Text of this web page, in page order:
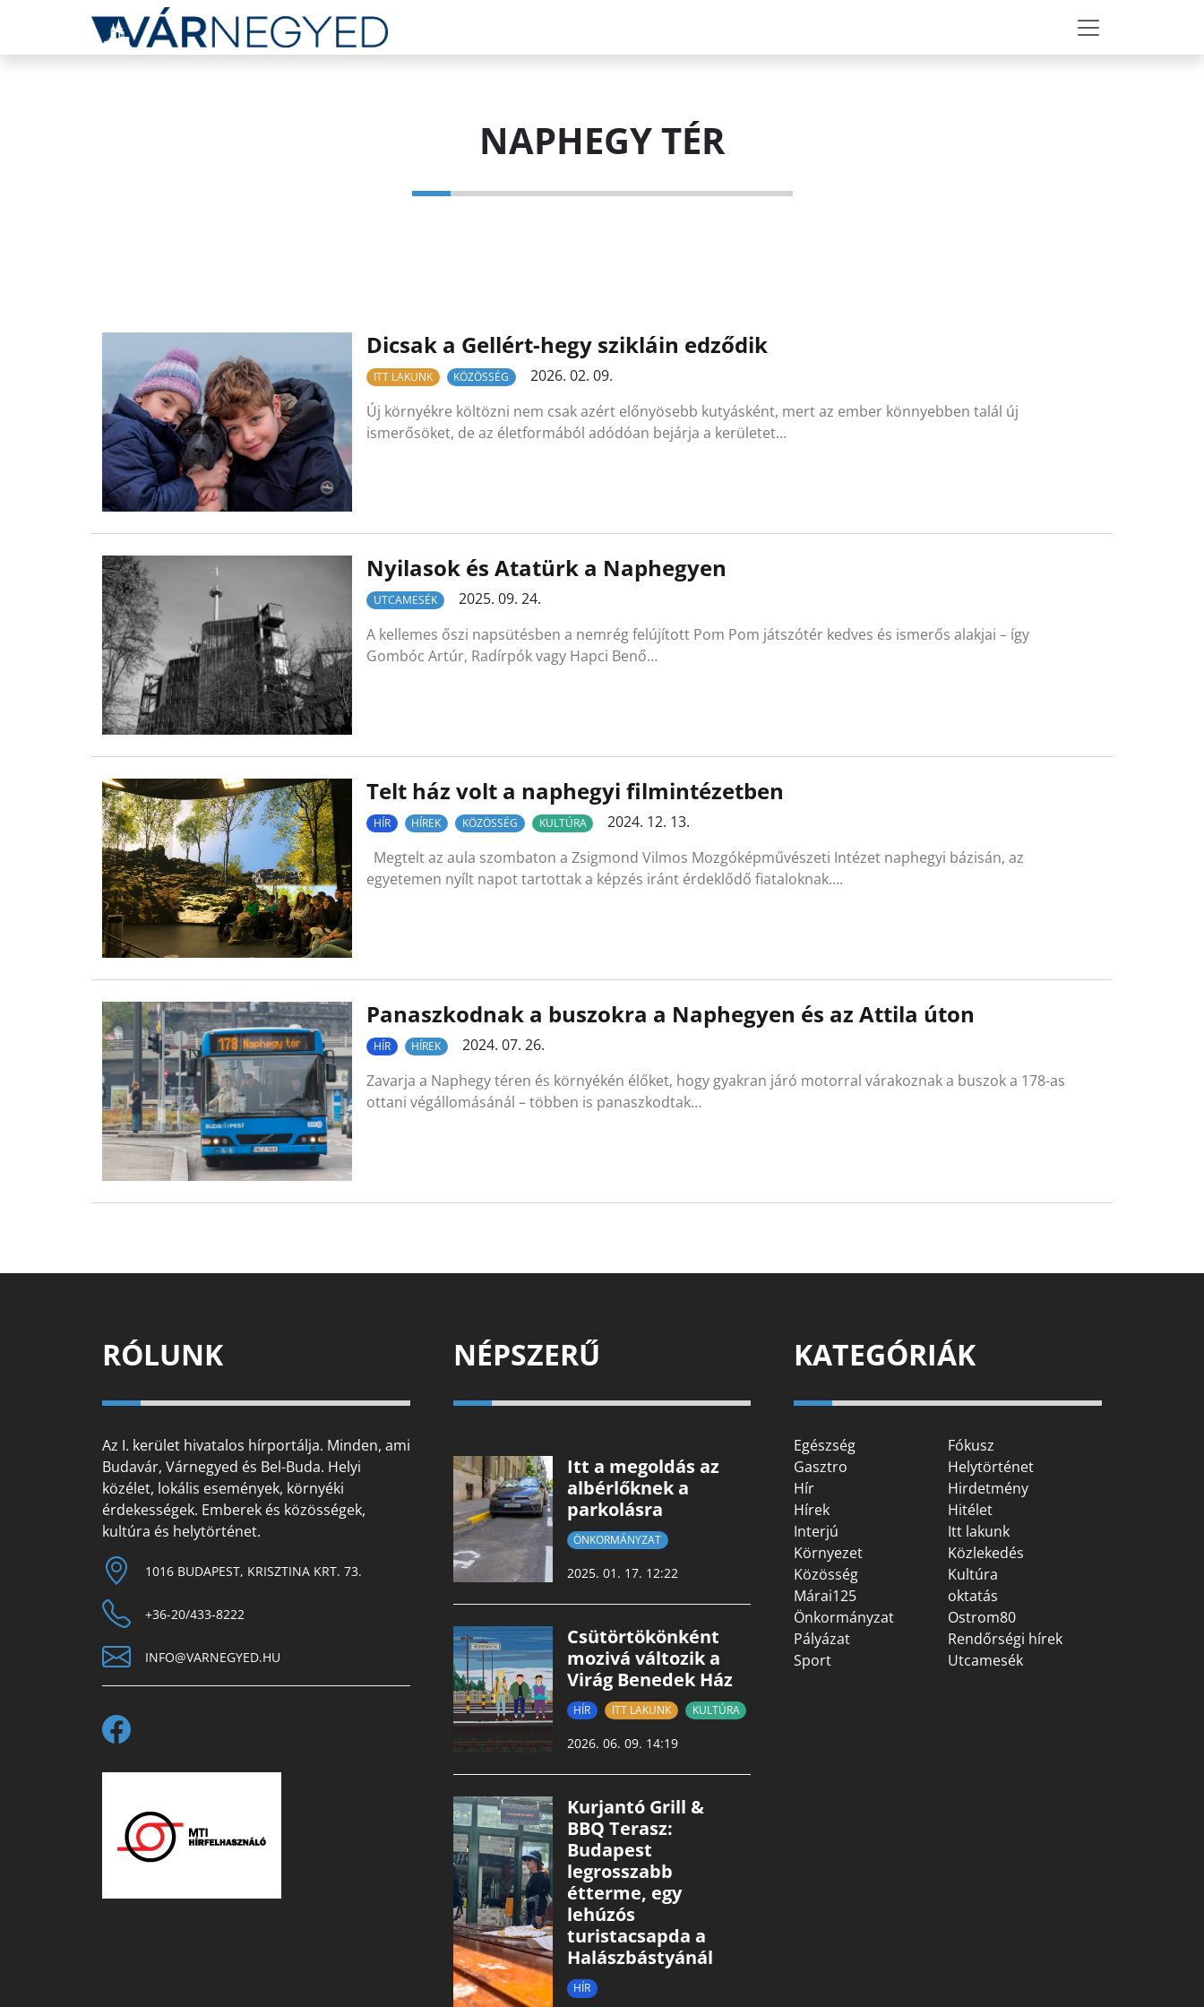
NAPHEGY TÉR
Dicsak a Gellért-hegy szikláin edződik
ITT LAKUNK KÖZÖSSÉG
2026. 02. 09.
Új környékre költözni nem csak azért előnyösebb kutyásként, mert az ember könnyebben talál új
ismerősöket, de az életformából adódóan bejárja a kerületet…
Nyilasok és Atatürk a Naphegyen
UTCAMESÉK
2025. 09. 24.
A kellemes őszi napsütésben a nemrég felújított Pom Pom játszótér kedves és ismerős alakjai – így
Gombóc Artúr, Radírpók vagy Hapci Benő…
Telt ház volt a naphegyi filmintézetben
HÍR HÍREK KÖZÖSSÉG KULTÚRA
2024. 12. 13.
Megtelt az aula szombaton a Zsigmond Vilmos Mozgóképművészeti Intézet naphegyi bázisán, az
egyetemen nyílt napot tartottak a képzés iránt érdeklődő fiataloknak….
Panaszkodnak a buszokra a Naphegyen és az Attila úton
HÍR HÍREK
2024. 07. 26.
Zavarja a Naphegy téren és környékén élőket, hogy gyakran járó motorral várakoznak a buszok a 178-as
ottani végállomásánál – többen is panaszkodtak…
RÓLUNK
Az I. kerület hivatalos hírportálja. Minden, ami
Budavár, Várnegyed és Bel-Buda. Helyi
közélet, lokális események, környéki
érdekességek. Emberek és közösségek,
kultúra és helytörténet.
1016 BUDAPEST, KRISZTINA KRT. 73.
+36-20/433-8222
INFO@VARNEGYED.HU
NÉPSZERŰ
Itt a megoldás az
albérlőknek a
parkolásra
ÖNKORMÁNYZAT
2025. 01. 17. 12:22
Csütörtökönként
mozivá változik a
Virág Benedek Ház
HÍR ITT LAKUNK KULTÚRA
2026. 06. 09. 14:19
Kurjantó Grill &
BBQ Terasz:
Budapest
legrosszabb
étterme, egy
lehúzós
turistacsapda a
Halászbástyánál
HÍR
KATEGÓRIÁK
Egészség
Fókusz
Gasztro
Helytörténet
Hír
Hirdetmény
Hírek
Hitélet
Interjú
Itt lakunk
Környezet
Közlekedés
Közösség
Kultúra
Márai125
oktatás
Önkormányzat
Ostrom80
Pályázat
Rendőrségi hírek
Sport
Utcamesék